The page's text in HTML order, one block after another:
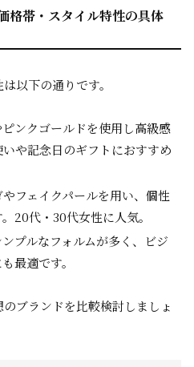
格帯・スタイル特性の具体
以下の通りです。
ピンクゴールドを使用し高級感
や記念日のギフトにおすすめ
やフェイクパールを用い、個性
20代・30代女性に人気。
ンプルなフォルムが多く、ビジ
最適です。
ブランドを比較検討しましょ